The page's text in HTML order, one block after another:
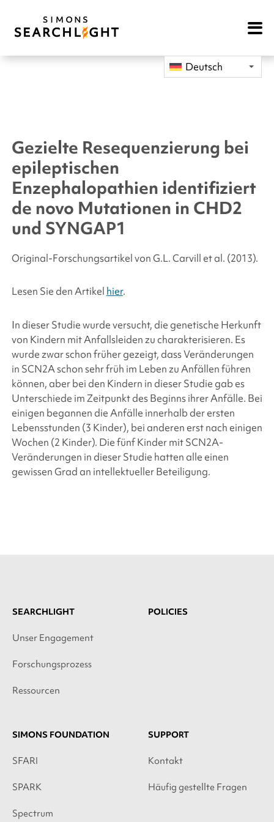
Open
Deutsch
Gezielte Resequenzierung bei
epileptischen
Enzephalopathien identifiziert
de novo Mutationen in CHD2
und SYNGAP1
Original-Forschungsartikel von G.L. Carvillet al. (2013).
Lesen Sie den Artikel hier.
In dieser Studie wurde versucht, die genetische Herkunft
von Kindern mit Anfallsleiden zu charakterisieren. Es
wurde zwar schon früher gezeigt, dass Veränderungen
in SCN2A schon sehr früh im Leben zu Anfällen führen
können, aber bei den Kindern in dieser Studie gab es
Unterschiede im Zeitpunkt des Beginns ihrer Anfälle. Bei
einigen begannen die Anfälle innerhalb der ersten
Lebensstunden (3 Kinder), bei anderen erst nach einigen
Wochen (2 Kinder). Die fünf Kinder mit SCN2A-
Veränderungen in dieser Studie hatten alle einen
gewissen Grad an intellektueller Beteiligung.
SEARCHLIGHT
Unser Engagement
Forschungsprozess
Ressourcen
POLICIES
SIMONS FOUNDATION
SFARI
SPARK
Spectrum
SUPPORT
Kontakt
Häufig gestellte Fragen